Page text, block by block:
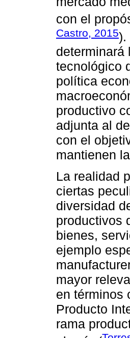
con el
Castro, 2015).
determinará
tecnológico
política
productivo
adjunta al
con el
mantienen
La realidad
ciertas
diversidad
productivos
bienes,
ejemplo
mayor
en términos
Producto
rama